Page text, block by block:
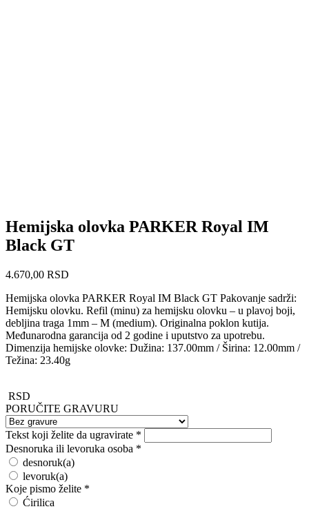
Hemijska olovka PARKER Royal IM
Black GT
4.670,00 RSD
Hemijska olovka PARKER Royal IM Black GT Pakovanje sadrži:
Hemijsku olovku. Refil (minu) za hemijsku olovku – u plavoj boji,
debljina traga 1mm – M (medium). Originalna poklon kutija.
Međunarodna garancija od 2 godine i uputstvo za upotrebu.
Dimenzija hemijske olovke: Dužina: 137.00mm / Širina: 12.00mm /
Težina: 23.40g
RSD
PORUČITE GRAVURU
Tekst koji želite da ugravirate *
Desnoruka ili levoruka osoba *
desnoruk(a)
levoruk(a)
Koje pismo želite *
Ćirilica